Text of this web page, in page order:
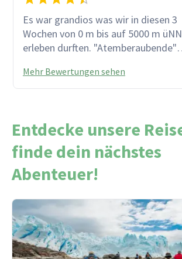
Es war grandios was wir in diesen 3
Wochen von 0 m bis auf 5000 m üNN
erleben durften. "Atemberaubende"
beeindruckende Monumente und
besonders unsere tolle Reiseleiterin
war die Reise top organisiert und
Auswahl der Unterkünfte hat uns sehr
gut gefallen.
Mehr Bewertungen sehen
Entdecke unsere
finde dein nächstes
Abenteuer!